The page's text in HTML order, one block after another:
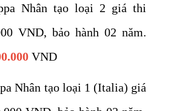
Nhân tạo loại 2 giá thi
VND, bảo hành 02 năm.
VND
Nhân tạo loại 1 (Italia) giá